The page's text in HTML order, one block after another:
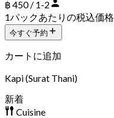
฿ 450 / 1-2
1パックあたりの税込価格
今すぐ予約
カートに追加
Kapi (Surat Thani)
新着
Cuisine